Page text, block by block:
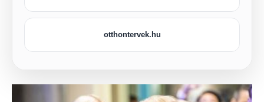
otthontervek.hu